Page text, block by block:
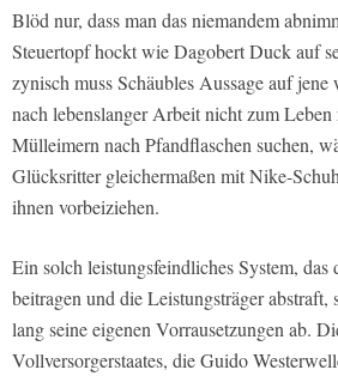
Blöd nur, dass man das niemandem
Steuertopf hockt wie Dagobert Duck auf
zynisch muss Schäubles Aussage auf
nach lebenslanger Arbeit nicht zum
Mülleimern nach Pfandflaschen suchen,
Glücksritter gleichermaßen mit Nike-
ihnen vorbeiziehen.
Ein solch leistungsfeindliches System,
beitragen und die Leistungsträger
lang seine eigenen Vorrausetzungen ab.
Vollversorgerstaates, die Guido